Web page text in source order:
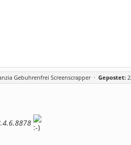
Gebuhrenfrei Screenscrapper· Gepostet: